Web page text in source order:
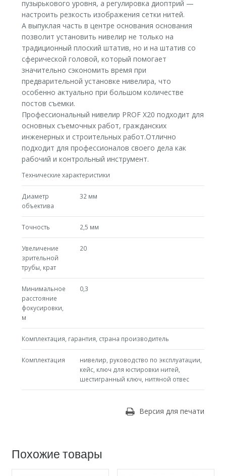
пузырькового уровня, а регулировка диоптрий —
настроить резкость изображения сетки нитей.
А выпуклая часть в центре основания основания
позволит установить нивелир не только на
традиционный плоский штатив, но и на штатив со
сферической головой, который помогает
значительно сэкономить время при
предварительной установке нивелира, что
особенно актуально при большом количестве
постов съемки.
Профессиональный нивелир PROF Х20 подходит для
основных съемочных работ, гражданских
инженерных и строительных работ.Отлично
подходит для профессионалов своего дела как
рабочий и контрольный инструмент.
Технические характеристики
Диаметр
объектива
32 мм
Точность 2,5 мм
Увеличение
зрительной
трубы, крат
20
Минимальное
расстояние
фокусировки,
м
0,3
Комплектация, гарантия, страна производитель
Комплектация
нивелир, руководство по эксплуатации,
кейс, ключ для юстировки нитей,
шестигранный ключ, нитяной отвес
Версия для печати
Похожие товары